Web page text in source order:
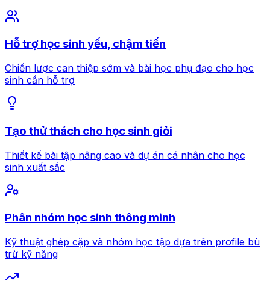
Hỗ trợ học sinh yếu, chậm tiến
Chiến lược can thiệp sớm và bài học phụ đạo cho học
sinh cần hỗ trợ
Tạo thử thách cho học sinh giỏi
Thiết kế bài tập nâng cao và dự án cá nhân cho học
sinh xuất sắc
Phân nhóm học sinh thông minh
Kỹ thuật ghép cặp và nhóm học tập dựa trên profile bù
trừ kỹ năng